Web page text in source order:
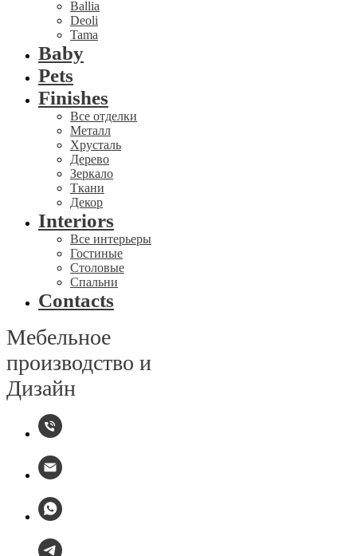
Ballia
Deoli
Tama
Baby
Pets
Finishes
Все отделки
Металл
Хрусталь
Дерево
Зеркало
Ткани
Декор
Interiors
Все интерьеры
Гостиные
Столовые
Спальни
Contacts
Мебельное
производство и
Дизайн